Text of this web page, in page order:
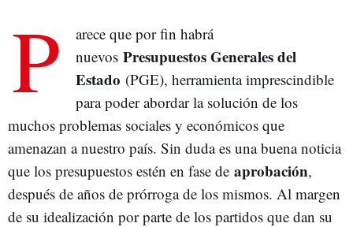
P
arece que por fin habrá
nuevos Presupuestos Generales del
Estado (PGE), herramienta imprescindible
para poder abordar la solución de los
muchos problemas sociales y económicos que
amenazan a nuestro país. Sin duda es una buena noticia
que los presupuestos estén en fase de aprobación,
después de años de prórroga de los mismos. Al margen
de su idealización por parte de los partidos que dan su